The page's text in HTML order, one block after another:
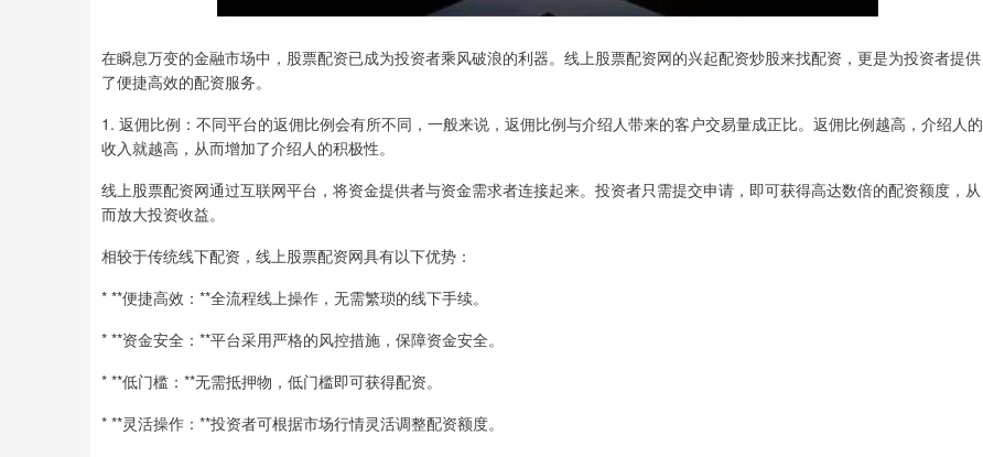
在瞬息万变的金融市场中，股票配资已成为投资者乘风破浪的利器。线上股票配资网的兴起配资炒股来找配资，更是为投资者提供
了便捷高效的配资服务。
1. 返佣比例：不同平台的返佣比例会有所不同，一般来说，返佣比例与介绍人带来的客户交易量成正比。返佣比例越高，介绍人的
收入就越高，从而增加了介绍人的积极性。
线上股票配资网通过互联网平台，将资金提供者与资金需求者连接起来。投资者只需提交申请，即可获得高达数倍的配资额度，从
而放大投资收益。
相较于传统线下配资，线上股票配资网具有以下优势：
* **便捷高效：**全流程线上操作，无需繁琐的线下手续。
* **资金安全：**平台采用严格的风控措施，保障资金安全。
* **低门槛：**无需抵押物，低门槛即可获得配资。
* **灵活操作：**投资者可根据市场行情灵活调整配资额度。